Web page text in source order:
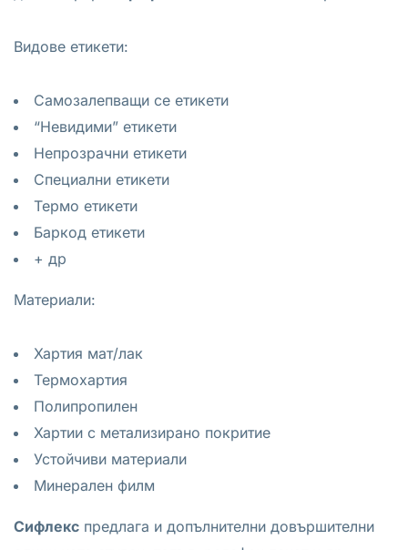
Видове етикети:
Самозалепващи се етикети
“Невидими” етикети
Непрозрачни етикети
Специални етикети
Термо етикети
Баркод етикети
+ др
Материали:
Хартия мат/лак
Термохартия
Полипропилен
Хартии с метализирано покритие
Устойчиви материали
Минерален филм
Сифлекс предлага и допълнителни довършителни